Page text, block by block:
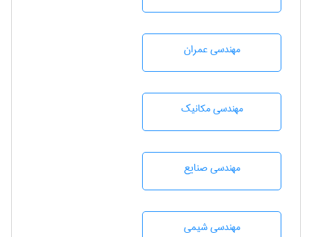
مهندسی عمران
مهندسی مکانیک
مهندسی صنايع
مهندسي شيمی